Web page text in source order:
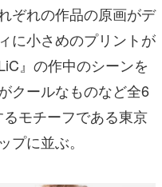
ぞれの作品の原画がデ
に小さめのプリントが
』の作中のシーンを
クールなものなど全6
モチーフである東京
プに並ぶ。